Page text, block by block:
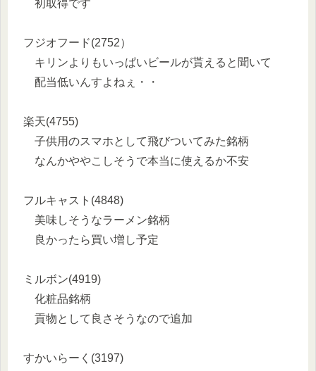
初取得です
フジオフード(2752）
キリンよりもいっぱいビールが貰えると聞いて
配当低いんすよねぇ・・
楽天(4755)
子供用のスマホとして飛びついてみた銘柄
なんかややこしそうで本当に使えるか不安
フルキャスト(4848)
美味しそうなラーメン銘柄
良かったら買い増し予定
ミルボン(4919)
化粧品銘柄
貢物として良さそうなので追加
すかいらーく(3197)